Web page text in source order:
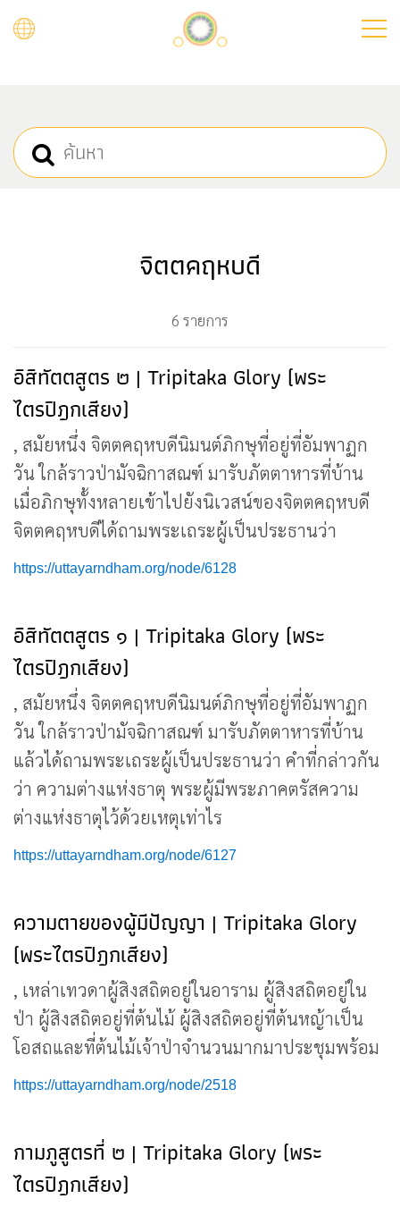
จิตตคฤหบดี
6 รายการ
อิสิทัตตสูตร ๒ | Tripitaka Glory (พระ
ไตรปิฎกเสียง)
, สมัยหนึ่ง จิตตคฤหบดีนิมนต์ภิกษุที่อยู่ที่อัมพาฏก
วัน ใกล้ราวป่ามัจฉิกาสณฑ์ มารับภัตตาหารที่บ้าน
เมื่อภิกษุทั้งหลายเข้าไปยังนิเวสน์ของจิตตคฤหบดี
จิตตคฤหบดีได้ถามพระเถระผู้เป็นประธานว่า
https://uttayarndham.org/node/6128
อิสิทัตตสูตร ๑ | Tripitaka Glory (พระ
ไตรปิฎกเสียง)
, สมัยหนึ่ง จิตตคฤหบดีนิมนต์ภิกษุที่อยู่ที่อัมพาฏก
วัน ใกล้ราวป่ามัจฉิกาสณฑ์ มารับภัตตาหารที่บ้าน
แล้วได้ถามพระเถระผู้เป็นประธานว่า คำที่กล่าวกัน
ว่า ความต่างแห่งธาตุ พระผู้มีพระภาคตรัสความ
ต่างแห่งธาตุไว้ด้วยเหตุเท่าไร
https://uttayarndham.org/node/6127
ความตายของผู้มีปัญญา | Tripitaka Glory
(พระไตรปิฎกเสียง)
, เหล่าเทวดาผู้สิงสถิตอยู่ในอาราม ผู้สิงสถิตอยู่ใน
ป่า ผู้สิงสถิตอยู่ที่ต้นไม้ ผู้สิงสถิตอยู่ที่ต้นหญ้าเป็น
โอสถและที่ต้นไม้เจ้าป่าจำนวนมากมาประชุมพร้อม
https://uttayarndham.org/node/2518
กามภูสูตรที่ ๒ | Tripitaka Glory (พระ
ไตรปิฎกเสียง)